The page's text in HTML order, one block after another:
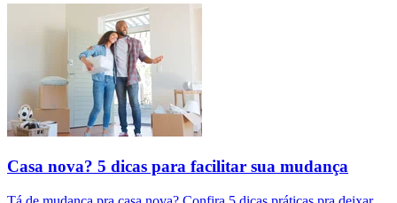
Casa nova? 5 dicas para facilitar sua mudança